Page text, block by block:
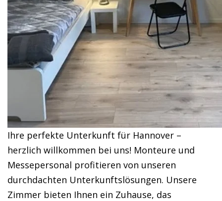
Ihre perfekte Unterkunft für Hannover –
herzlich willkommen bei uns! Monteure und
Messepersonal profitieren von unseren
durchdachten Unterkunftslösungen. Unsere
Zimmer bieten Ihnen ein Zuhause, das